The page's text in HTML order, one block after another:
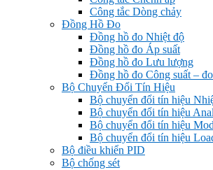
Công tắc Dòng chảy
Đồng Hồ Đo
Đồng hồ đo Nhiệt độ
Đồng hồ đo Áp suất
Đồng hồ đo Lưu lượng
Đồng hồ đo Công suất –
Bộ Chuyển Đổi Tín Hiệu
Bộ chuyển đổi tín hiệu
Bộ chuyển đổi tín hiệu
Bộ chuyển đổi tín hiệu
Bộ chuyển đổi tín hiệu
Bộ điều khiển PID
Bộ chống sét